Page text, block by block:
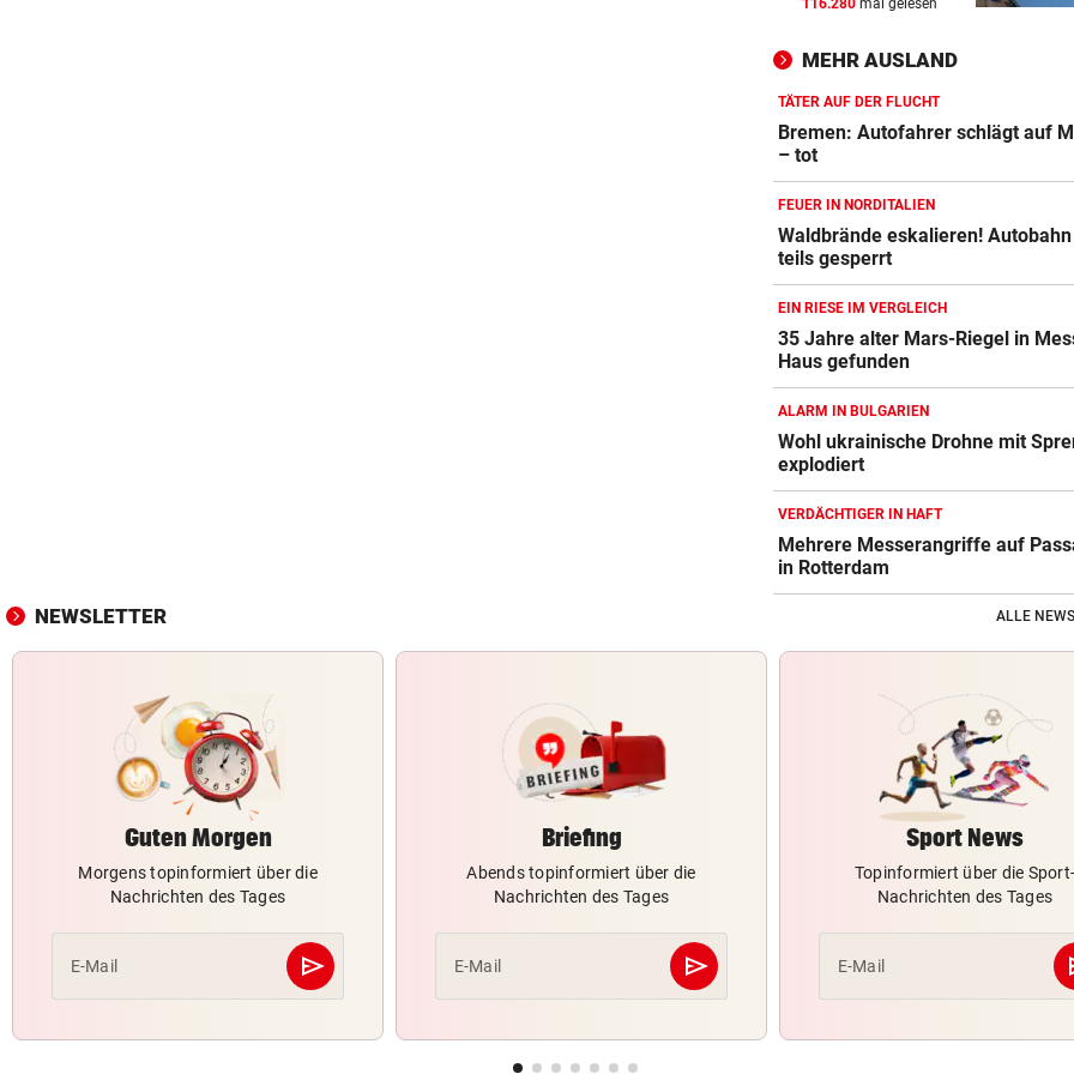
WIE EINST DER VATER vor
Bundesliga an
CRASH AUF B70 vor
Zwei Verletzte nach Biker-
bei Edelschrott
SCHLUSSTAG WARTET vor
Röber am Podest, „Captain
stark verbessert
116.280 mal gelesen
MEHR AUSLAND
TÄTER AUF DER FLUCHT
Bremen: Autofahrer schlägt auf
– tot
FEUER IN NORDITALIEN
Waldbrände eskalieren!
teils gesperrt
EIN RIESE IM VERGLEICH
35 Jahre alter Mars-Riegel in
Haus gefunden
ALARM IN BULGARIEN
Wohl ukrainische Drohne mit
explodiert
VERDÄCHTIGER IN HAFT
Mehrere Messerangriffe auf
in Rotterdam
NEWSLETTER ALLE
Guten Morgen
Morgens topinformiert über die
Nachrichten des Tages
E-Mail send
Abschicken
Briefing
Abends topinformiert über die
Nachrichten des Tages
E-Mail send
Abschicken
Sport News
Topinformiert über die Sport-
Nachrichten des Tages
E-Mail